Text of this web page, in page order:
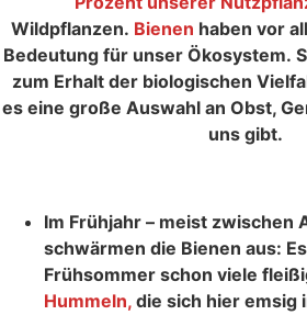
Wildpflanzen. Bienen haben vor
Bedeutung für unser Ökosystem.
zum Erhalt der biologischen
es eine große Auswahl an Obst,
uns gibt.
Im Frühjahr – meist zwischen
schwärmen die Bienen aus:
Frühsommer schon viele
Hummeln, die sich hier emsig